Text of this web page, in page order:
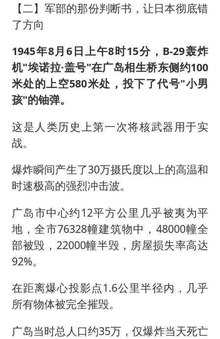
【二】军部的那份判断书，让日本彻底错
了方向
1945年8月6日上午8时15分，B-29轰炸
机"埃诺拉·盖号"在广岛相生桥东侧约100
米处的上空580米处，投下了代号"小男
孩"的铀弹。
这是人类历史上第一次将核武器用于实
战。
爆炸瞬间产生了30万摄氏度以上的高温和
时速极高的强烈冲击波。
广岛市中心约12平方公里几乎被夷为平
地，全市76328幢建筑物中，48000幢全
部被毁，22000幢半毁，房屋损失率高达
92%。
在距离爆心投影点1.6公里半径内，几乎
所有物体被完全摧毁。
广岛当时总人口约35万，仅爆炸当天死亡